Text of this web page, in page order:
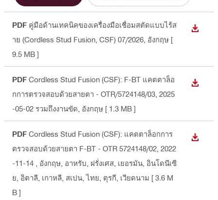
PDF คู่มือด้านเทคนิคของเครื่องมือเชื่อมสตัดแบบไร้ส
าย (Cordless Stud Fusion, CSF) 07/2026 , อังกฤษ [
9.5 MB ]
PDF Cordless Stud Fusion (CSF): F-BT แคตตาล็อ
กการตรวจสอบด้วยสายตา - OTR/5724148/03, 2025
-05-02 รวมถึงงานขัด , อังกฤษ [ 1.3 MB ]
PDF Cordless Stud Fusion (CSF): แคตตาล็อกการ
ตรวจสอบด้วยสายตา F-BT - OTR 5724148/02, 2022
-11-14
, อังกฤษ, อาหรับ, ฝรั่งเศส, เยอรมัน, อินโดนีเซี
ย, อิตาลี, เกาหลี, สเปน, ไทย, ตุรกี, เวียดนาม [ 3.6 M
B ]